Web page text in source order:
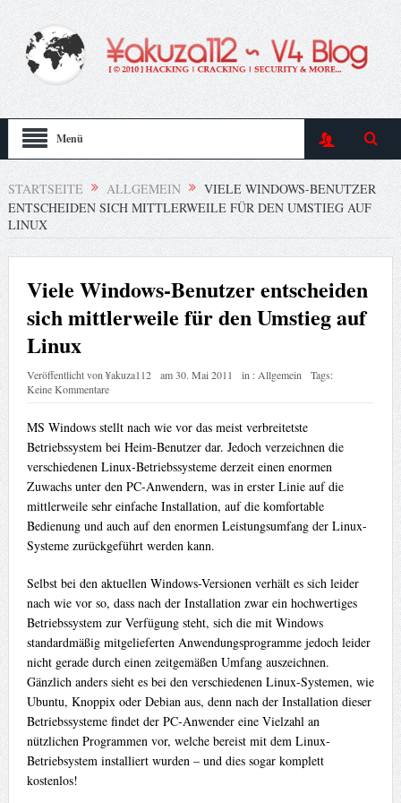
Menü
STARTSEITE ALLGEMEIN
VIELE WINDOWS-BENUTZER
ENTSCHEIDEN SICH MITTLERWEILE FÜR DEN UMSTIEG AUF
LINUX
Viele Windows-Benutzer entscheiden
sich mittlerweile für den Umstieg auf
Linux
Veröffentlicht von¥akuza112 am30. Mai 2011 in : Allgemein
Tags:
Keine Kommentare
MS Windows stellt nach wie vor das meist verbreitetste
Betriebssystem bei Heim-Benutzer dar. Jedoch verzeichnen die
verschiedenen Linux-Betriebssysteme derzeit einen enormen
Zuwachs unter den PC-Anwendern, was in erster Linie auf die
mittlerweile sehr einfache Installation, auf die komfortable
Bedienung und auch auf den enormen Leistungsumfang der Linux-
Systeme zurückgeführt werden kann.
Selbst bei den aktuellen Windows-Versionen verhält es sich leider
nach wie vor so, dass nach der Installation zwar ein hochwertiges
Betriebssystem zur Verfügung steht, sich die mit Windows
standardmäßig mitgelieferten Anwendungsprogramme jedoch leider
nicht gerade durch einen zeitgemäßen Umfang auszeichnen.
Gänzlich anders sieht es bei den verschiedenen Linux-Systemen, wie
Ubuntu, Knoppix oder Debian aus, denn nach der Installation dieser
Betriebssysteme findet der PC-Anwender eine Vielzahl an
nützlichen Programmen vor, welche bereist mit dem Linux-
Betriebsystem installiert wurden – und dies sogar komplett
kostenlos!